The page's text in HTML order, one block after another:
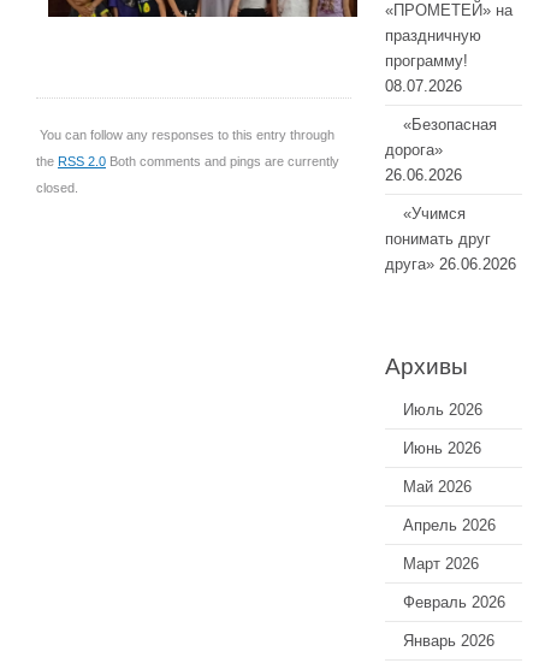
You can follow any responses to this entry through
the RSS 2.0 Both comments and pings are currently
closed.
«ПРОМЕТЕЙ» на
праздничную
программу!
08.07.2026
«Безопасная
дорога»
26.06.2026
«Учимся
понимать друг
друга» 26.06.2026
Архивы
Июль 2026
Июнь 2026
Май 2026
Апрель 2026
Март 2026
Февраль 2026
Январь 2026